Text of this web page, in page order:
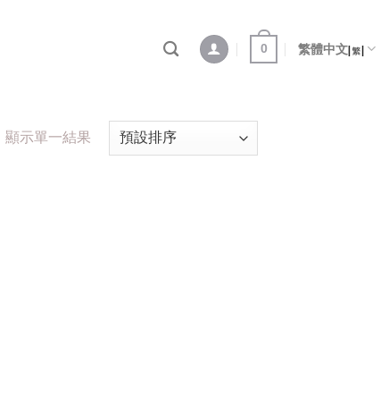
0 繁體中文
顯示單一結果